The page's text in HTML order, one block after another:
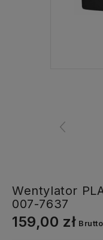
Wentylator
007-7637
159,00 zł Brutto